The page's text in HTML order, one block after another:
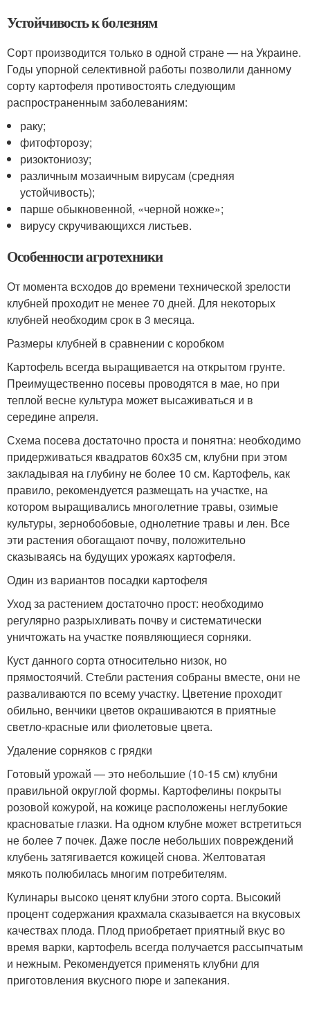
Устойчивость к болезням
Сорт производится только в одной стране — на Украине.
Годы упорной селективной работы позволили данному
сорту картофеля противостоять следующим
распространенным заболеваниям:
раку;
фитофторозу;
ризоктониозу;
различным мозаичным вирусам (средняя
устойчивость);
парше обыкновенной, «черной ножке»;
вирусу скручивающихся листьев.
Особенности агротехники
От момента всходов до времени технической зрелости
клубней проходит не менее 70 дней. Для некоторых
клубней необходим срок в 3 месяца.
Размеры клубней в сравнении с коробком
Картофель всегда выращивается на открытом грунте.
Преимущественно посевы проводятся в мае, но при
теплой весне культура может высаживаться и в
середине апреля.
Схема посева достаточно проста и понятна: необходимо
придерживаться квадратов 60х35 см, клубни при этом
закладывая на глубину не более 10 см. Картофель, как
правило, рекомендуется размещать на участке, на
котором выращивались многолетние травы, озимые
культуры, зернобобовые, однолетние травы и лен. Все
эти растения обогащают почву, положительно
сказываясь на будущих урожаях картофеля.
Один из вариантов посадки картофеля
Уход за растением достаточно прост: необходимо
регулярно разрыхливать почву и систематически
уничтожать на участке появляющиеся сорняки.
Куст данного сорта относительно низок, но
прямостоячий. Стебли растения собраны вместе, они не
разваливаются по всему участку. Цветение проходит
обильно, венчики цветов окрашиваются в приятные
светло-красные или фиолетовые цвета.
Удаление сорняков с грядки
Готовый урожай — это небольшие (10-15 см) клубни
правильной округлой формы. Картофелины покрыты
розовой кожурой, на кожице расположены неглубокие
красноватые глазки. На одном клубне может встретиться
не более 7 почек. Даже после небольших повреждений
клубень затягивается кожицей снова. Желтоватая
мякоть полюбилась многим потребителям.
Кулинары высоко ценят клубни этого сорта. Высокий
процент содержания крахмала сказывается на вкусовых
качествах плода. Плод приобретает приятный вкус во
время варки, картофель всегда получается рассыпчатым
и нежным. Рекомендуется применять клубни для
приготовления вкусного пюре и запекания.